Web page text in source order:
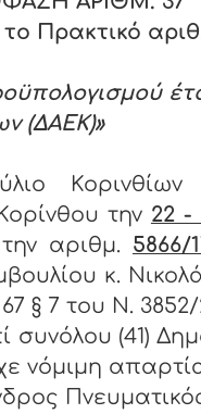
Πρακτικό αριθ.
(ΔΑΕΚ)»
την 22 -
αριθμ. 5866/
κ.
§ 7 του Ν. 3852/
συνόλου (41)
νόμιμη
Πνευματικός